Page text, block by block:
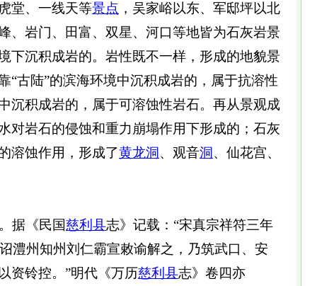
堂、一线天等景点 ，吴家峪以东、军邸坪以北
、岩门、田富、双星、河口等地皆为石灰岩景
下沉积成岩的。岩性既不一样，形成的地貌景
“古陆”的滨海环境中沉积成岩的，属于抗溶性
沉积成岩的，属于可溶蚀性岩石。再从景观成
对岩石的侵蚀和重力崩塌作用下形成的；石灰
溶蚀作用，形成了黄龙洞 、观音洞 、仙花宫、
据《民国慈利县志》记载：“宋真宗祥符三年
澧州知州刘仁霸宣敕谕解之，乃筑武口、安
资铃控。”明代《万历慈利县志》卷四亦